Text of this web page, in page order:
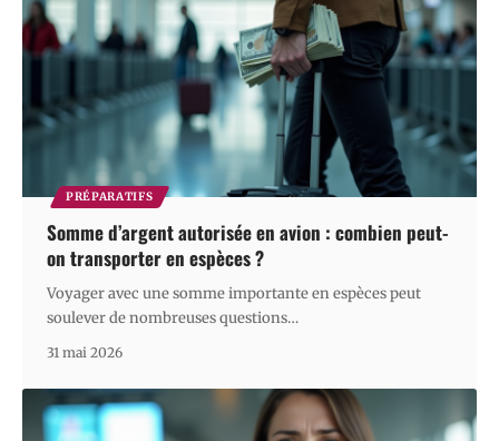
PRÉPARATIFS
Somme d’argent autorisée en avion : combien peut-
on transporter en espèces ?
Voyager avec une somme importante en espèces peut
soulever de nombreuses questions…
31 mai 2026